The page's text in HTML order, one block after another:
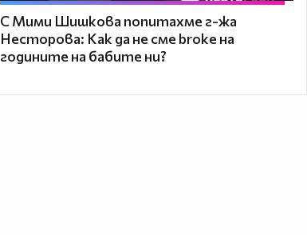
С Мими Шишкова попитахме г-жа
Несторова: Как да не сме broke на
годините на бабите ни?